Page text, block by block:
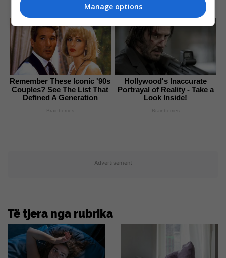
Remember These Iconic '90s
Couples? See The List That
Defined A Generation
Brainberries
Hollywood's Inaccurate
Portrayal of Reality - Take a
Look Inside!
Brainberries
Advertisement
Të tjera nga rubrika
Manage options